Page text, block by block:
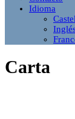
Idioma
Carta